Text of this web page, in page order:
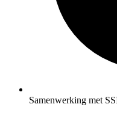
Samenwerking met